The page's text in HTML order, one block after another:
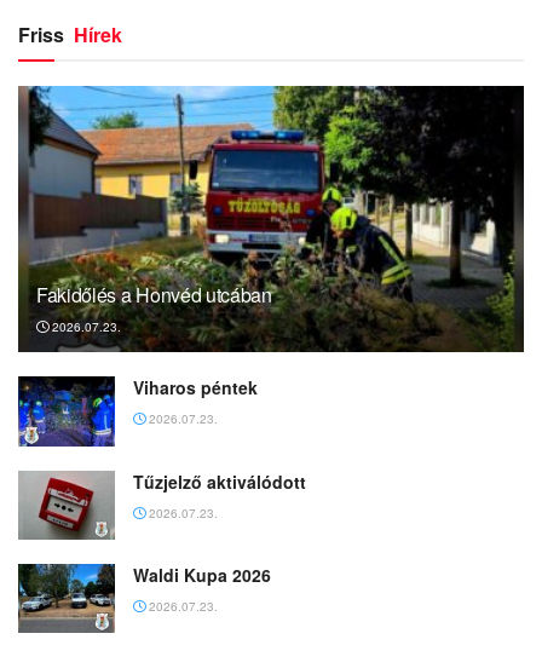
Friss Hírek
Fakidőlés a Honvéd utcában
2026.07.23.
Viharos péntek
2026.07.23.
Tűzjelző aktiválódott
2026.07.23.
Waldi Kupa 2026
2026.07.23.